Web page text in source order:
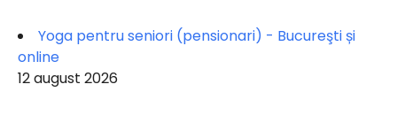
Yoga pentru seniori (pensionari) - Bucureşti și
online
12 august 2026